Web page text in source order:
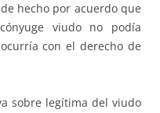
hecho por acuerdo que
viudo no podía
con el derecho de
sobre legítima del viudo